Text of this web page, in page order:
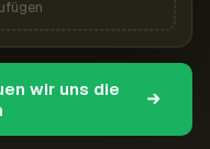
wir uns die